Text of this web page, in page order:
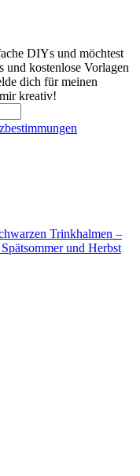
DIYs und möchtest
und kostenlose Vorlagen
dich für meinen
kreativ!
Trinkhalmen –
und Herbst